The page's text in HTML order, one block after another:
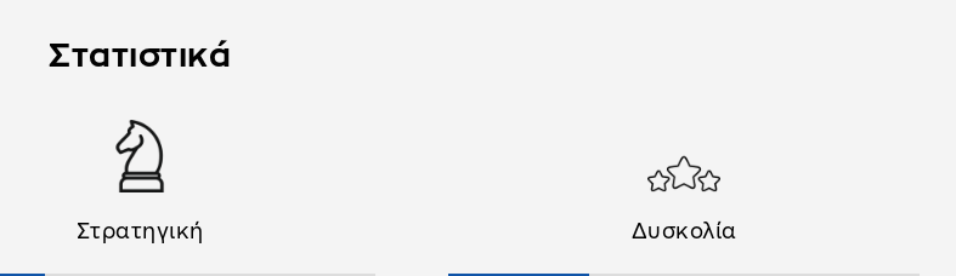
Στατιστικά
Στρατηγική Δυσκολία